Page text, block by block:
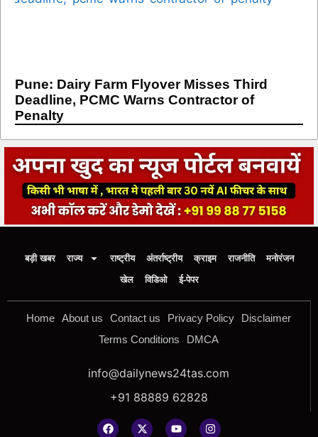
Pune: Dairy Farm Flyover Misses Third
Deadline, PCMC Warns Contractor of
Penalty
बड़ी खबर राज्य राष्ट्रीय अंतर्राष्ट्रीय क्राइम राजनीति
मनोरंजन
खेल
विडिओ ई-पेपर
Home About us Contact us Privacy Policy
Disclaimer
Terms Conditions
DMCA
info@dailynews24tas.com
+91 88889 62828